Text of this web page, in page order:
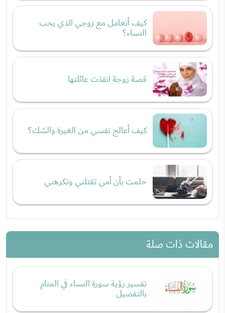
كيف أتعامل مع زوجي الذي يحب
النساء؟
قصة زوجة انقذت عائلتها
كيف أعالج نفسي من الغيرة والشك؟
حلمت بأن أمي تقتلني وتكرهني
مقالات ذات صلة
تفسير رؤية سورة النساء في المنام
بالتفصيل